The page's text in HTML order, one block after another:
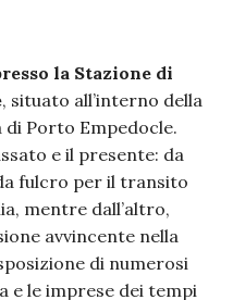
la Stazione di
, situato all’interno della
Porto Empedocle.
e il presente: da
fulcro per il transito
mentre dall’altro,
avvincente nella
di numerosi
e le imprese dei tempi